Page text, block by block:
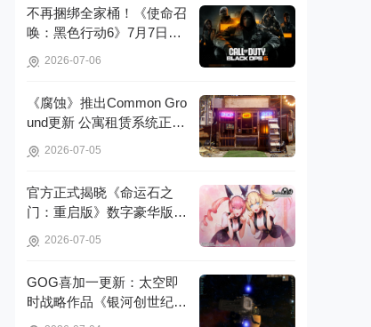
不再捆绑全家桶！《使命召
唤：黑色行动6》7月7日起
2026-07-06
《腐蚀》推出Common Gro
und更新 公寓租赁系统正式
2026-07-05
官方正式揭晓《命运石之
门：重启版》数字豪华版的
2026-07-05
GOG喜加一更新：太空即
时战略作品《银河创世纪：